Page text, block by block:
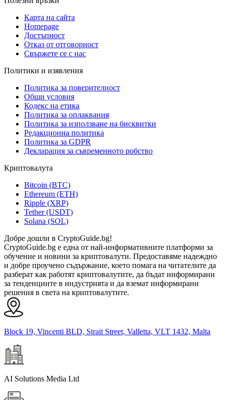
Карта на сайта
Homepage
Достъпност
Отказ от отговорност
Свържете се с нас
Политики и изявления
Политика за поверителност
Общи условия
Кодекс на етика
Политика за оплаквания
Политика за използване на бисквитки
Редакционна политика
Политика за GDPR
Декларация за съвременното робство
Криптовалута
Bitcoin (BTC)
Ethereum (ETH)
Ripple (XRP)
Tether (USDT)
Solana (SOL)
Добре дошли в CryptoGuide.bg!
CryptoGuide.bg е една от най-информативните платформи за
обучение и новини за криптовалути. Предоставяме надеждно
и добре проучено съдържание, което помага на читателите да
разберат как работят криптовалутите, да бъдат информирани
за тенденциите в индустрията и да вземат информирани
решения в света на криптовалутите.
Block 19, Vincenti BLD, Strait Street, Valletta, VLT 1432, Malta
AI Solutions Media Ltd